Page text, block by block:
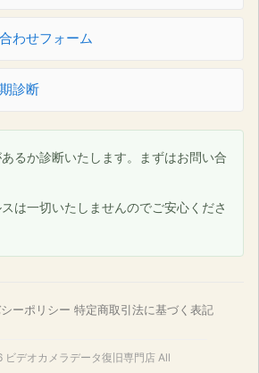
わせフォーム
診断
るか診断いたします。まずはお問い合
は一切いたしませんのでご安心くださ
ーポリシー 特定商取引法に基づく表記
ビデオカメラデータ復旧専門店 All